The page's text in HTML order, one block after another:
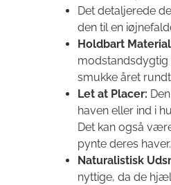
Det detaljerede
den til en
Holdbart
modstandsdygtig
smukke året
Let at Placer:
haven eller ind i
Det kan også
pynte deres haver.
Naturalistisk
nyttige, da de